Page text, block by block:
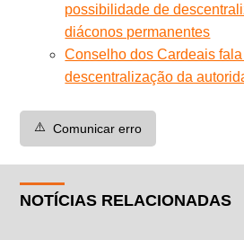
possibilidade de
diáconos permanentes
Conselho dos Cardeais
descentralização da
⚠️ Comunicar erro
NOTÍCIAS RELACIONADAS